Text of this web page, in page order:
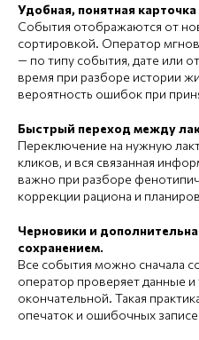
Удобная, понятная
События отображаются от
сортировкой. Оператор
— по типу события, дате или
время при разборе истории
вероятность ошибок при
Быстрый переход между
Переключение на нужную
кликов, и вся связанная
важно при разборе
коррекции рациона и
Черновики и
сохранением.
Все события можно сначала
оператор проверяет данные
окончательной. Такая
опечаток и ошибочных